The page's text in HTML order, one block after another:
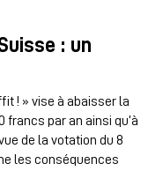
: un
! » vise à abaisser la
francs par an ainsi qu’à
de la votation du 8
les conséquences